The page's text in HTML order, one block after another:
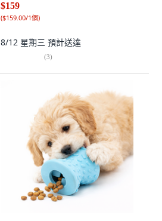
$159
($159.00/1個)
8/12 星期三 預計送達
(3)